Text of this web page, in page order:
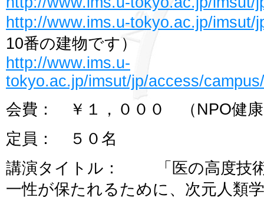
http://www.ims.u-tokyo.ac.jp/
10番の建物です）
http://www.ims.u-
tokyo.ac.jp/imsut/jp/access/
会費： ￥１，０００ （NPO健康
定員： ５０名
講演タイトル： 「医の高度技術
一性が保たれるために、次元人類